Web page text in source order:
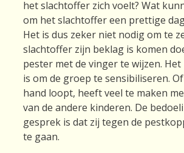
het slachtoffer zich voelt? Wat
om het slachtoffer een prettige
Het is dus zeker niet nodig om te
slachtoffer zijn beklag is komen
pester met de vinger te wijzen.
is om de groep te sensibiliseren.
hand loopt, heeft veel te maken
van de andere kinderen. De
gesprek is dat zij tegen de
te gaan.